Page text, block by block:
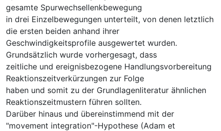
gesamte Spurwechsellenkbewegung
in drei Einzelbewegungen unterteilt, von denen letztlich
die ersten beiden anhand ihrer
Geschwindigkeitsprofile ausgewertet wurden.
Grundsätzlich wurde vorhergesagt, dass
zeitliche und ereignisbezogene Handlungsvorbereitung
Reaktionszeitverkürzungen zur Folge
haben und somit zu der Grundlagenliteratur ähnlichen
Reaktionszeitmustern führen sollten.
Darüber hinaus und übereinstimmend mit der
"movement integration"-Hypothese (Adam et